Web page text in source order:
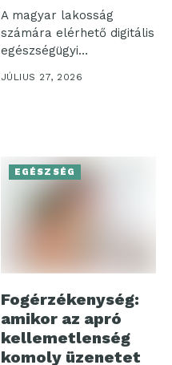
A magyar lakosság
számára elérhető digitális
egészségügyi
ökoszisztéma három
pillére – az...
JÚLIUS 27, 2026
EGÉSZSÉG
Fogérzékenység:
amikor az apró
kellemetlenség
komoly üzenetet